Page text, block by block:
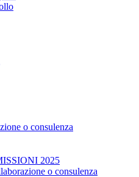
o consulenza
2025
o consulenza